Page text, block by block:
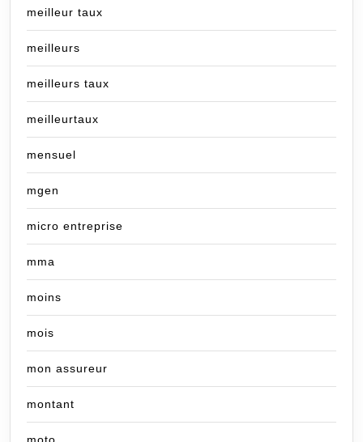
meilleur taux
meilleurs
meilleurs taux
meilleurtaux
mensuel
mgen
micro entreprise
mma
moins
mois
mon assureur
montant